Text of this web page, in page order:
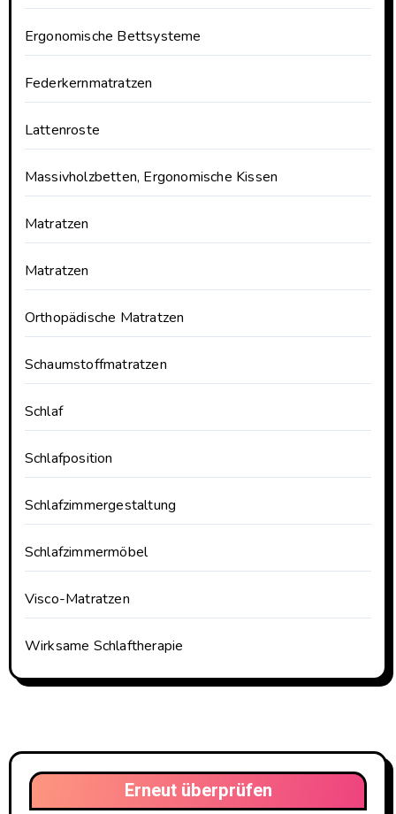
Ergonomische Bettsysteme
Federkernmatratzen
Lattenroste
Massivholzbetten, Ergonomische Kissen
Matratzen
Matratzen
Orthopädische Matratzen
Schaumstoffmatratzen
Schlaf
Schlafposition
Schlafzimmergestaltung
Schlafzimmermöbel
Visco-Matratzen
Wirksame Schlaftherapie
Erneut überprüfen